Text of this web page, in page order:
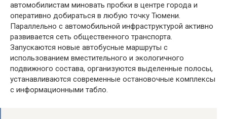
автомобилистам миновать пробки в центре города и
оперативно добираться в любую точку Тюмени.
Параллельно с автомобильной инфраструктурой активно
развивается сеть общественного транспорта.
Запускаются новые автобусные маршруты с
использованием вместительного и экологичного
подвижного состава, организуются выделенные полосы,
устанавливаются современные остановочные комплексы
с информационными табло.